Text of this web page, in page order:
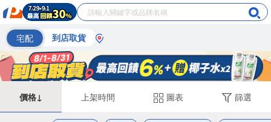
宅配 到店取貨
價格↓ 上架時間 圖表 篩選